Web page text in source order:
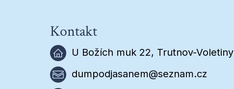
Kontakt
U Božích muk 22, Trutnov-Voletiny
dumpodjasanem@seznam.cz